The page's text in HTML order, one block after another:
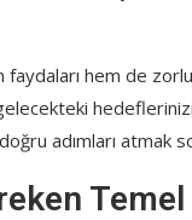
faydaları hem de
hedeflerinizi
adımları atmak